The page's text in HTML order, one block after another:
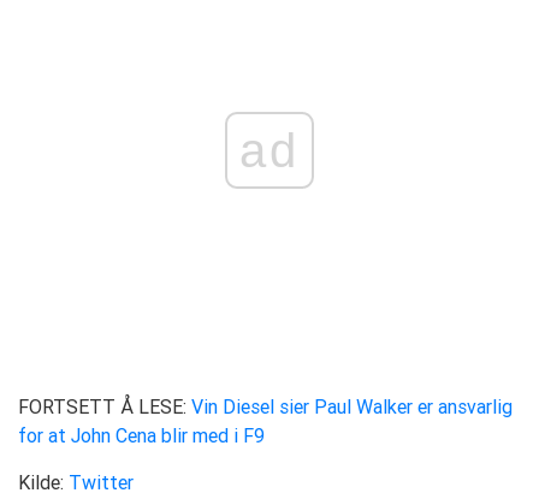
ad
FORTSETT Å LESE: Vin Diesel sier Paul Walker er ansvarlig
for at John Cena blir med i F9
Kilde: Twitter